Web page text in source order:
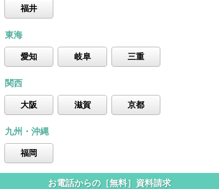
福井
東海
愛知 岐阜 三重
関西
大阪 滋賀 京都
九州・沖縄
福岡
お電話からの［無料］資料請求